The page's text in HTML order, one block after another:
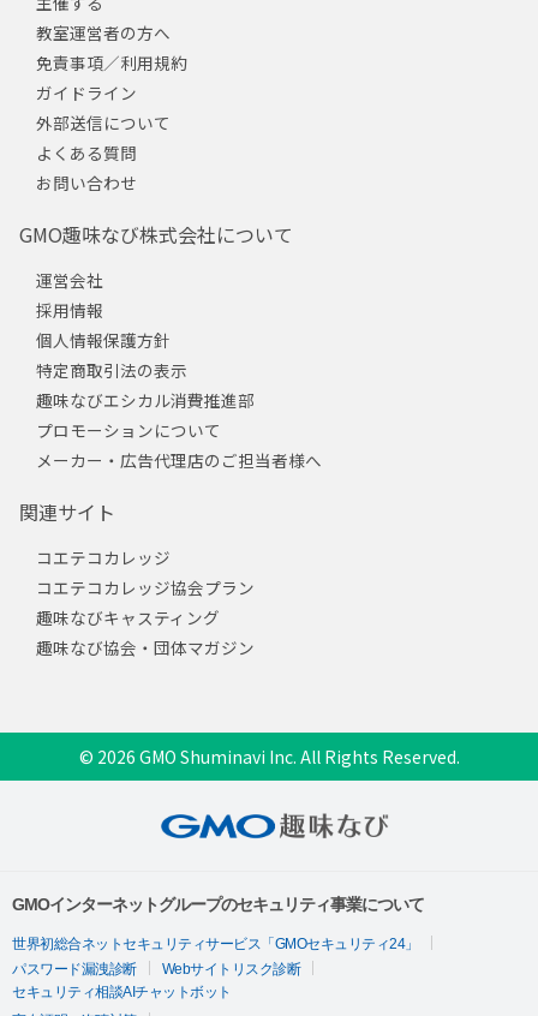
教室運営者の方へ
免責事項／利用規約
ガイドライン
外部送信について
よくある質問
お問い合わせ
GMO趣味なび株式会社について
運営会社
採用情報
個人情報保護方針
特定商取引法の表示
趣味なびエシカル消費推進部
プロモーションについて
メーカー・広告代理店のご担当者様へ
関連サイト
コエテコカレッジ
コエテコカレッジ協会プラン
趣味なびキャスティング
趣味なび協会・団体マガジン
© 2026 GMO Shuminavi Inc. All Rights Reserved.